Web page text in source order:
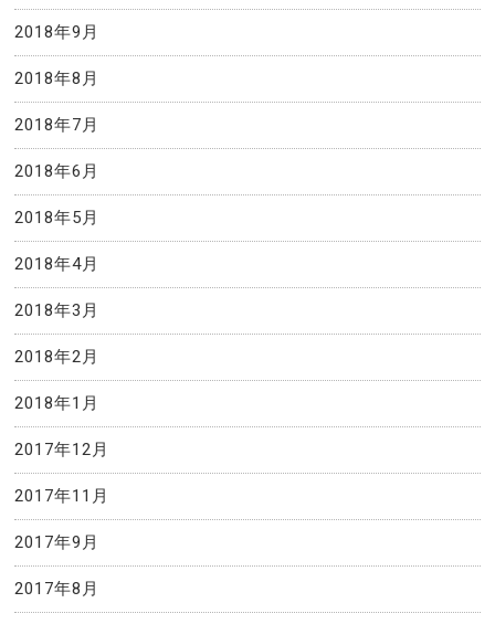
2018年9月
2018年8月
2018年7月
2018年6月
2018年5月
2018年4月
2018年3月
2018年2月
2018年1月
2017年12月
2017年11月
2017年9月
2017年8月